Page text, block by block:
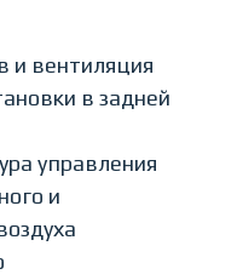
и вентиляция
в задней
управления
и